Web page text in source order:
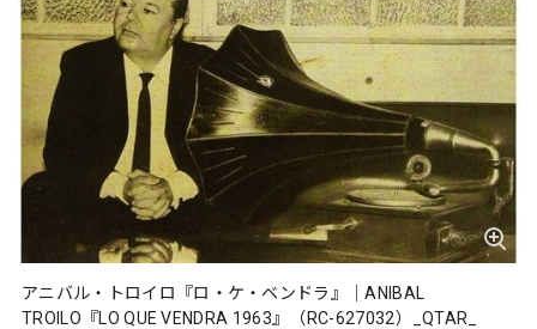
アニバル・トロイロ『ロ・ケ・ベンドラ』｜ANIBAL
TROILO『LO QUE VENDRA 1963』（RC-627032）_QTAR_